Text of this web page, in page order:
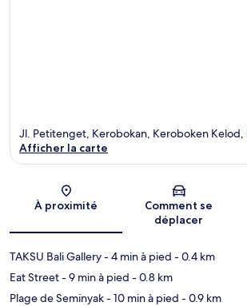
Carte
Jl. Petitenget, Kerobokan, Keroboken Kelod,
Afficher la carte
À proximité
Comment se
déplacer
TAKSU Bali Gallery- 4 min à pied - 0.4 km
Eat Street- 9 min à pied - 0.8 km
Plage de Seminyak- 10 min à pied - 0.9 km